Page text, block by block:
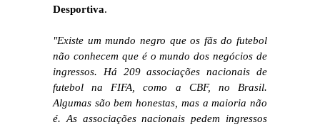
Desportiva.
"Existe um mundo negro que os fãs do futebol
não conhecem que é o mundo dos negócios de
ingressos. Há 209 associações nacionais de
futebol na FIFA, como a CBF, no Brasil.
Algumas são bem honestas, mas a maioria não
é. As associações nacionais pedem ingressos